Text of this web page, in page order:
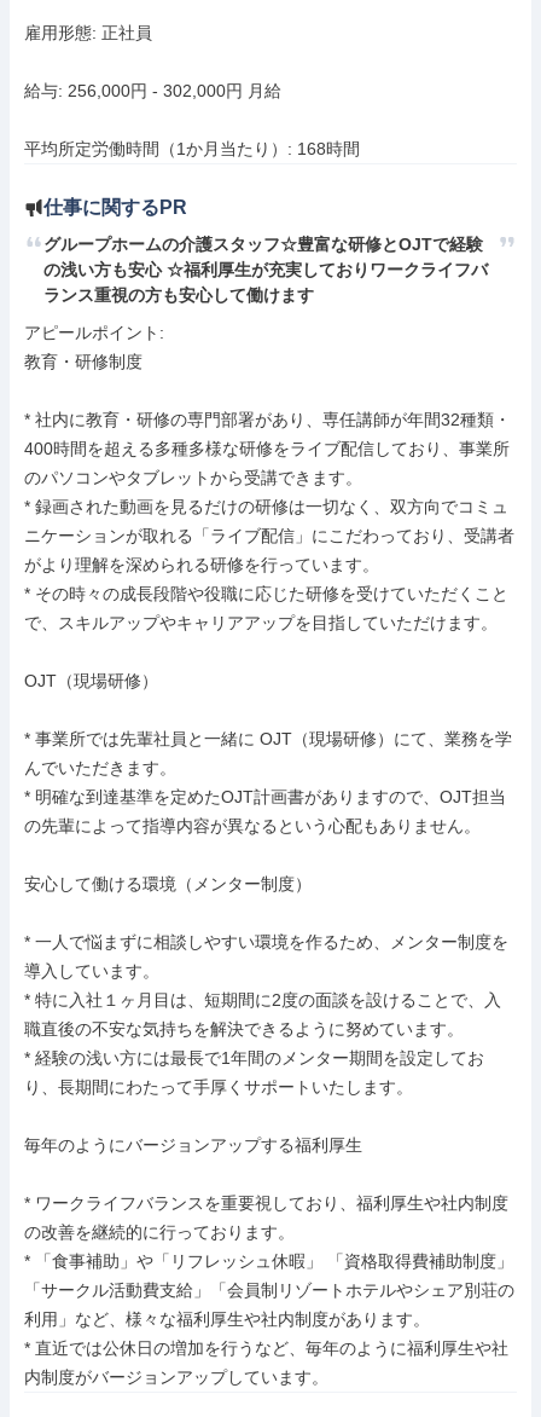
雇用形態: 正社員
給与: 256,000円 - 302,000円 月給
平均所定労働時間（1か月当たり）: 168時間
仕事に関するPR
グループホームの介護スタッフ☆豊富な研修とOJTで経験
の浅い方も安心 ☆福利厚生が充実しておりワークライフバ
ランス重視の方も安心して働けます
アピールポイント:
教育・研修制度
* 社内に教育・研修の専門部署があり、専任講師が年間32種類・
400時間を超える多種多様な研修をライブ配信しており、事業所
のパソコンやタブレットから受講できます。
* 録画された動画を見るだけの研修は一切なく、双方向でコミュ
ニケーションが取れる「ライブ配信」にこだわっており、受講者
がより理解を深められる研修を行っています。
* その時々の成長段階や役職に応じた研修を受けていただくこと
で、スキルアップやキャリアアップを目指していただけます。
OJT（現場研修）
* 事業所では先輩社員と一緒に OJT（現場研修）にて、業務を学
んでいただきます。
* 明確な到達基準を定めたOJT計画書がありますので、OJT担当
の先輩によって指導内容が異なるという心配もありません。
安心して働ける環境（メンター制度）
* 一人で悩まずに相談しやすい環境を作るため、メンター制度を
導入しています。
* 特に入社１ヶ月目は、短期間に2度の面談を設けることで、入
職直後の不安な気持ちを解決できるように努めています。
* 経験の浅い方には最長で1年間のメンター期間を設定してお
り、長期間にわたって手厚くサポートいたします。
毎年のようにバージョンアップする福利厚生
* ワークライフバランスを重要視しており、福利厚生や社内制度
の改善を継続的に行っております。
* 「食事補助」や「リフレッシュ休暇」 「資格取得費補助制度」
「サークル活動費支給」「会員制リゾートホテルやシェア別荘の
利用」など、様々な福利厚生や社内制度があります。
* 直近では公休日の増加を行うなど、毎年のように福利厚生や社
内制度がバージョンアップしています。